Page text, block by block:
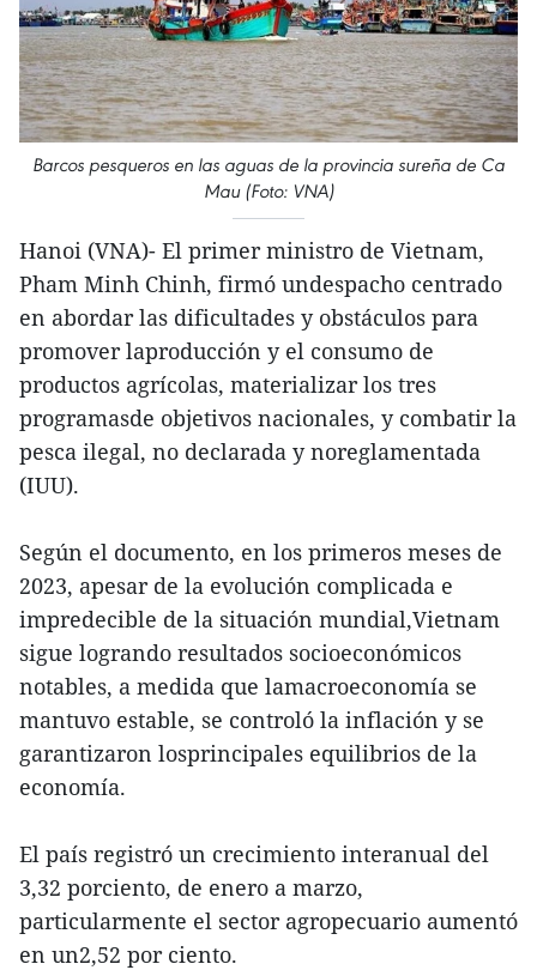
Barcos pesqueros en las aguas de la provincia sureña de Ca
Mau (Foto: VNA)
Hanoi (VNA)- El primer ministro de Vietnam,
Pham Minh Chinh, firmó undespacho centrado
en abordar las dificultades y obstáculos para
promover laproducción y el consumo de
productos agrícolas, materializar los tres
programasde objetivos nacionales, y combatir la
pesca ilegal, no declarada y noreglamentada
(IUU).
Según el documento, en los primeros meses de
2023, apesar de la evolución complicada e
impredecible de la situación mundial,Vietnam
sigue logrando resultados socioeconómicos
notables, a medida que lamacroeconomía se
mantuvo estable, se controló la inflación y se
garantizaron losprincipales equilibrios de la
economía.
El país registró un crecimiento interanual del
3,32 porciento, de enero a marzo,
particularmente el sector agropecuario aumentó
en un2,52 por ciento.